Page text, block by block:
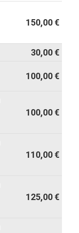
150,00 €
30,00 €
100,00 €
100,00 €
110,00 €
125,00 €